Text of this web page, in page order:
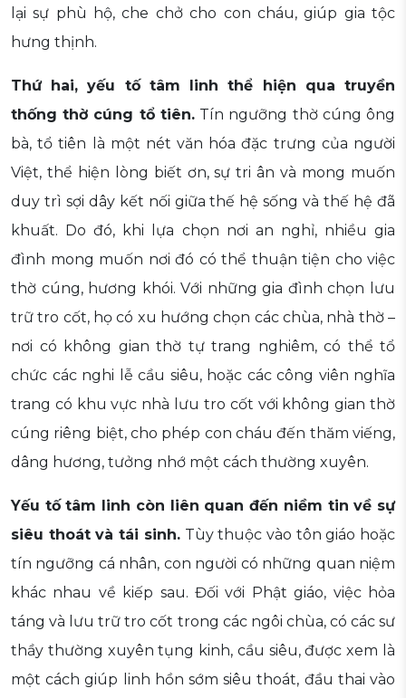
lại sự phù hộ, che chở cho con cháu, giúp gia tộc
hưng thịnh.
Thứ hai, yếu tố tâm linh thể hiện qua truyền
thống thờ cúng tổ tiên.Tín ngưỡng thờ cúng ông
bà, tổ tiên là một nét văn hóa đặc trưng của người
Việt, thể hiện lòng biết ơn, sự tri ân và mong muốn
duy trì sợi dây kết nối giữa thế hệ sống và thế hệ đã
khuất. Do đó, khi lựa chọn nơi an nghỉ, nhiều gia
đình mong muốn nơi đó có thể thuận tiện cho việc
thờ cúng, hương khói. Với những gia đình chọn lưu
trữ tro cốt, họ có xu hướng chọn các chùa, nhà thờ –
nơi có không gian thờ tự trang nghiêm, có thể tổ
chức các nghi lễ cầu siêu, hoặc các công viên nghĩa
trang có khu vực nhà lưu tro cốt với không gian thờ
cúng riêng biệt, cho phép con cháu đến thăm viếng,
dâng hương, tưởng nhớ một cách thường xuyên.
Yếu tố tâm linh còn liên quan đến niềm tin về sự
siêu thoát và tái sinh.Tùy thuộc vào tôn giáo hoặc
tín ngưỡng cá nhân, con người có những quan niệm
khác nhau về kiếp sau. Đối với Phật giáo, việc hỏa
táng và lưu trữ tro cốt trong các ngôi chùa, có các sư
thầy thường xuyên tụng kinh, cầu siêu, được xem là
một cách giúp linh hồn sớm siêu thoát, đầu thai vào